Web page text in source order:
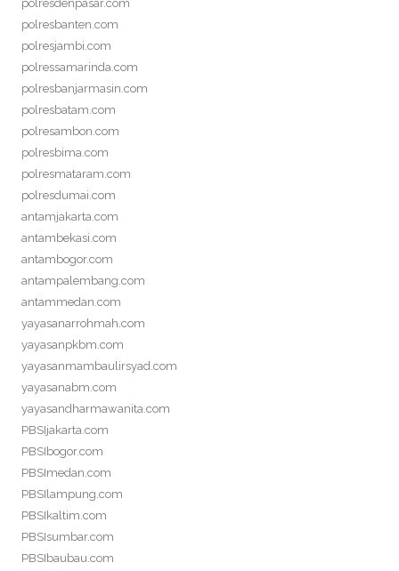
polresdenpasar.com
polresbanten.com
polresjambi.com
polressamarinda.com
polresbanjarmasin.com
polresbatam.com
polresambon.com
polresbima.com
polresmataram.com
polresdumai.com
antamjakarta.com
antambekasi.com
antambogor.com
antampalembang.com
antammedan.com
yayasanarrohmah.com
yayasanpkbm.com
yayasanmambaulirsyad.com
yayasanabm.com
yayasandharmawanita.com
PBSIjakarta.com
PBSIbogor.com
PBSImedan.com
PBSIlampung.com
PBSIkaltim.com
PBSIsumbar.com
PBSIbaubau.com